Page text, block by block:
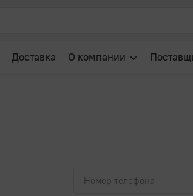
Доставка О компании